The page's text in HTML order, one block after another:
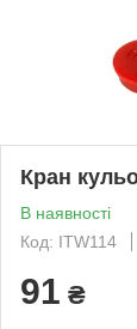
Кран
В наявності
Код: ITW114
91 ₴